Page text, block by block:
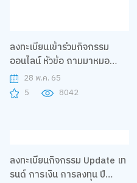
ลงทะเบียนเข้าร่วมกิจกรรม
ออนไลน์ หัวข้อ ถามมาหมอ
อยากตอบ ตอน ADHA โลก
(ของเด็ก) สมาธิสั้น กับคุณหมอ
มีมี่ - แพทย์หญิงปราณี ปวีณ
28 พ.ค. 65
5
8042
ลงทะเบียนกิจกรรม Update เท
รนด์ การเงิน การลงทุน ปี